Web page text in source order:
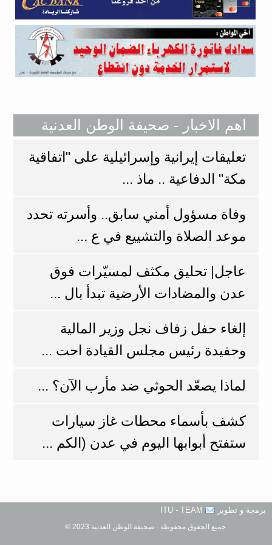
اهم الاخبار - صحيفة الوطن العدنية
تعليقات إيرانية وإسرائيلية على "اتفاقية
مكة" الدفاعية .. ماذ ...
وفاة مسؤول أمني سابق.. وأسرته تحدد
موعد الصلاة والتشييع في ع ...
عاجل| تحليق مكثف لمسيّرات فوق
عدن والمضادات الأرضية تبدأ بال ...
إلغاء حفل زفاف نجل وزير المالية
وحفيدة رئيس مجلس القيادة احت ...
لماذا يصعّد الحوثي ضد مأرب الآن؟ ...
كشف بأسماء محطات غاز سيارات
ستفتح أبوابها اليوم في عدن (الكم ...
برمجة و تطوير ITU - TEAM
جميع الحقوق محفوظة - صحيفة الوطن العدنية 2023 ©